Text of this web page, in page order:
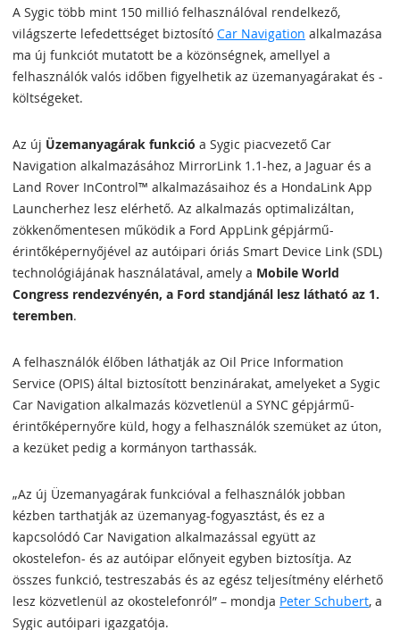
A Sygic több mint 150 millió felhasználóval rendelkező,
világszerte lefedettséget biztosító Car Navigation alkalmazása
ma új funkciót mutatott be a közönségnek, amellyel a
felhasználók valós időben figyelhetik az üzemanyagárakat és -
költségeket.
Az új Üzemanyagárak funkció a Sygic piacvezető Car
Navigation alkalmazásához MirrorLink 1.1-hez, a Jaguar és a
Land Rover InControl™ alkalmazásaihoz és a HondaLink App
Launcherhez lesz elérhető. Az alkalmazás optimalizáltan,
zökkenőmentesen működik a Ford AppLink gépjármű-
érintőképernyőjével az autóipari óriás Smart Device Link (SDL)
technológiájának használatával, amely a Mobile World
Congress rendezvényén, a Ford standjánál lesz látható az 1.
teremben.
A felhasználók élőben láthatják az Oil Price Information
Service (OPIS) által biztosított benzinárakat, amelyeket a Sygic
Car Navigation alkalmazás közvetlenül a SYNC gépjármű-
érintőképernyőre küld, hogy a felhasználók szemüket az úton,
a kezüket pedig a kormányon tarthassák.
„Az új Üzemanyagárak funkcióval a felhasználók jobban
kézben tarthatják az üzemanyag-fogyasztást, és ez a
kapcsolódó Car Navigation alkalmazással együtt az
okostelefon- és az autóipar előnyeit egyben biztosítja. Az
összes funkció, testreszabás és az egész teljesítmény elérhető
lesz közvetlenül az okostelefonról” – mondja Peter Schubert, a
Sygic autóipari igazgatója.